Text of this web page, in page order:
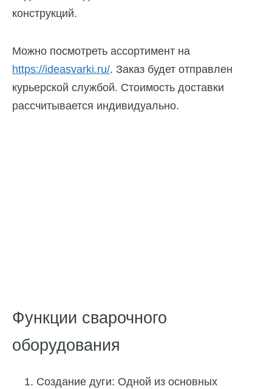
конструкций.
Можно посмотреть ассортимент на
https://ideasvarki.ru/. Заказ будет отправлен
курьерской службой. Стоимость доставки
рассчитывается индивидуально.
Функции сварочного
оборудования
Создание дуги: Одной из основных